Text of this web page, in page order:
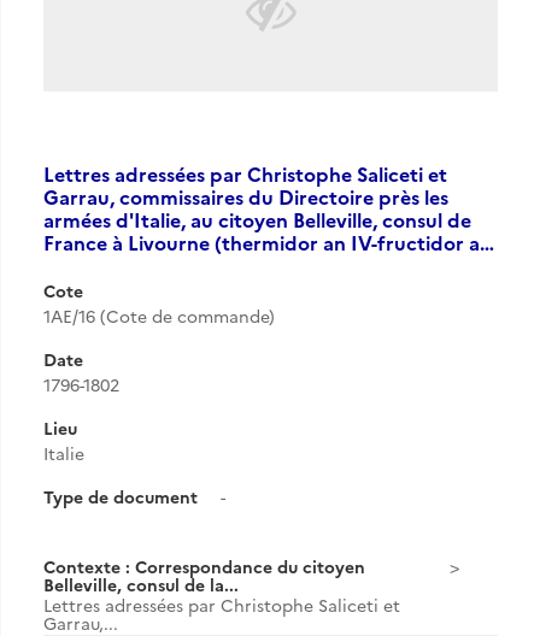
Lettres adressées par Christophe Saliceti et
Garrau, commissaires du Directoire près les
armées d'Italie, au citoyen Belleville, consul de
France à Livourne (thermidor an IV-fructidor a…
Cote
1AE/16 (Cote de commande)
Date
1796-1802
Lieu
Italie
Type de document
-
Contexte : Correspondance du citoyen
Belleville, consul de la...
Lettres adressées par Christophe Saliceti et
Garrau,...